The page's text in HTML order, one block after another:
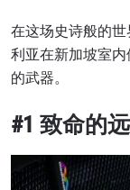
在这场史诗般的
利亚在新加坡室内
的武器。
#1 致命的